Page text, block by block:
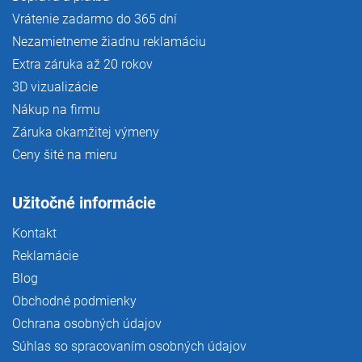
Vrátenie zadarmo do 365 dní
Nezamietneme žiadnu reklamáciu
Extra záruka až 20 rokov
3D vizualizácie
Nákup na firmu
Záruka okamžitej výmeny
Ceny šité na mieru
Užitočné informácie
Kontakt
Reklamácie
Blog
Obchodné podmienky
Ochrana osobných údajov
Súhlas so spracovaním osobných údajov